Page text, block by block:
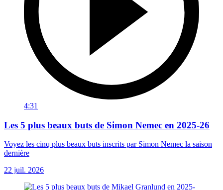
4:31
Les 5 plus beaux buts de Simon Nemec en 2025-26
Voyez les cinq plus beaux buts inscrits par Simon Nemec la saison
dernière
22 juil. 2026